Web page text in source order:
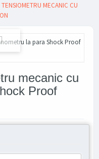
MECANIC CU
mecanic cu
Proof